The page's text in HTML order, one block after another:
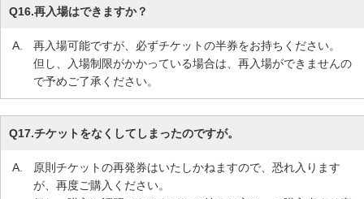
Q16.再入場はできますか？
A.
再入場可能ですが、必ずチケットの半券をお持ちください。
但し、入場制限がかかっている場合は、再入場ができませんの
で予めご了承ください。
Q17.チケットをなくしてしまったのですが。
A.
原則チケットの再発券はいたしかねますので、恐れ入ります
が、再度ご購入ください。